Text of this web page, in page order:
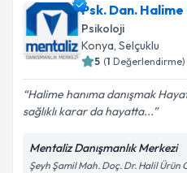
Klinik Psikolog Erdim
takvimi talebi oluşturun.
almanız için bir takvim
bilgilendireceğiz.
E-posta Adresiniz
Kişisel verilerimin
Psk. Dan.
Psikoloji
Konya, Selçuklu
5 (1 Değerlendirme)
Halime hanıma danışmak
sağlıklı karar da hayatta...
Mentaliz Danışmanlık Merkezi
Şeyh Şamil Mah. Doç. Dr. Halil Ürün